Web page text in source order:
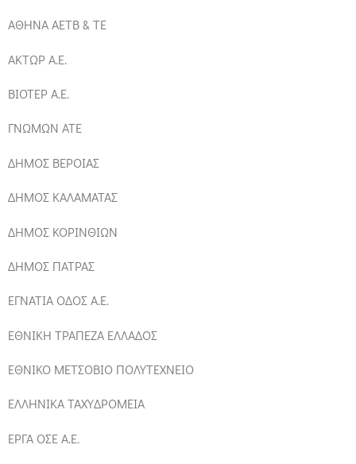
ΑΘΗΝΑ AETB & TE
ΑΚΤΩΡ Α.Ε.
ΒΙΟΤΕΡ Α.Ε.
ΓΝΩΜΩΝ ΑΤΕ
ΔΗΜΟΣ ΒΕΡΟΙΑΣ
ΔΗΜΟΣ ΚΑΛΑΜΑΤΑΣ
ΔΗΜΟΣ ΚΟΡΙΝΘΙΩΝ
ΔΗΜΟΣ ΠΑΤΡΑΣ
ΕΓΝΑΤΙΑ ΟΔΟΣ Α.Ε.
ΕΘΝΙΚΗ ΤΡΑΠΕΖΑ ΕΛΛΑΔΟΣ
ΕΘΝΙΚΟ ΜΕΤΣΟΒΙΟ ΠΟΛΥΤΕΧΝΕΙΟ
ΕΛΛΗΝΙΚΑ ΤΑΧΥΔΡΟΜΕΙΑ
ΕΡΓΑ ΟΣΕ Α.Ε.